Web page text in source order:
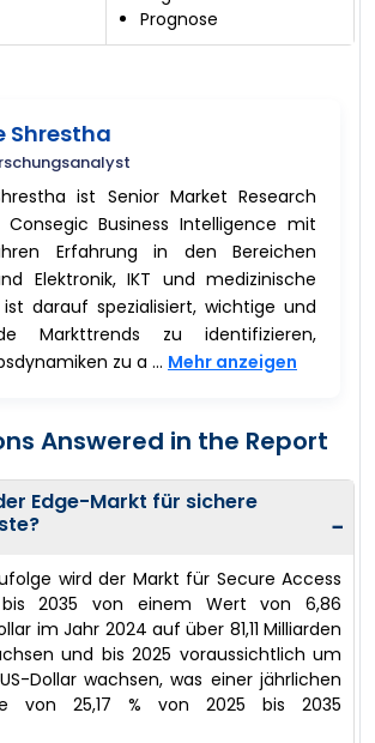
Prognose
Shrestha
ist Senior Market Research
Business Intelligence mit
Erfahrung in den Bereichen
Elektronik, IKT und medizinische
ist darauf spezialisiert, wichtige und
Markttrends zu identifizieren,
zu a ... Mehr anzeigen
Answered in the Report
Edge-Markt für sichere
−
wird der Markt für Secure Access
bis 2035 von einem Wert von 6,86
im Jahr 2024 auf über 81,11 Milliarden
und bis 2025 voraussichtlich um
Dollar wachsen, was einer jährlichen
von 25,17 % von 2025 bis 2035